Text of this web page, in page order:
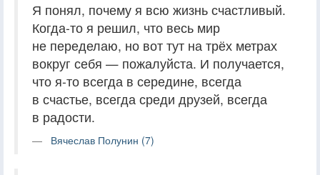
Я понял, почему я всю жизнь счастливый.
Когда-то я решил, что весь мир
не переделаю, но вот тут на трёх метрах
вокруг себя — пожалуйста. И получается,
что я-то всегда в середине, всегда
в счастье, всегда среди друзей, всегда
в радости.
Вячеслав Полунин (7)